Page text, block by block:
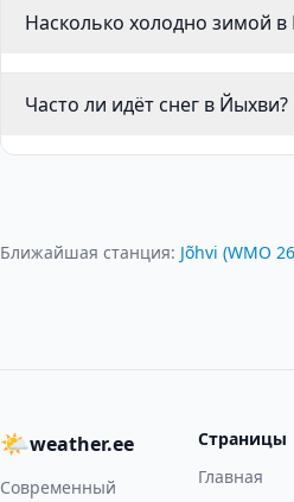
Насколько холодно зимой в
Часто ли идёт снег в Йыхви?
Ближайшая станция: Jõhvi (WMO
🌤weather.ee
Современный
Страницы
Главная